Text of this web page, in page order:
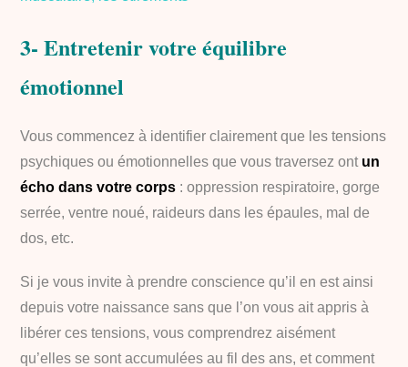
3- Entretenir votre équilibre
émotionnel
Vous commencez à identifier clairement que les tensions
psychiques ou émotionnelles que vous traversez ont un
écho dans votre corps : oppression respiratoire, gorge
serrée, ventre noué, raideurs dans les épaules, mal de
dos, etc.
Si je vous invite à prendre conscience qu’il en est ainsi
depuis votre naissance sans que l’on vous ait appris à
libérer ces tensions, vous comprendrez aisément
qu’elles se sont accumulées au fil des ans, et comment